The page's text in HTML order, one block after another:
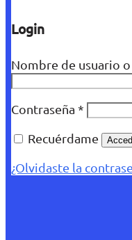
Login
Nombre de usuario
Contraseña *
Recuérdame
¿Olvidaste la